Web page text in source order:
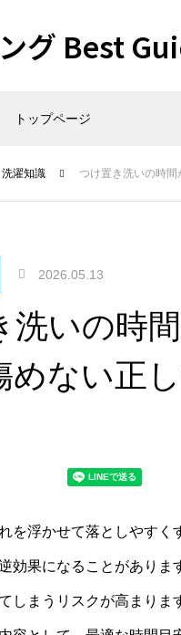
グ Best
トップページ
洗濯知識 つけ置き洗いの時
2026.05.13
洗いの時
めない正
を浮かせて落としやす
効果になることがあり
しまうリスクが高まり